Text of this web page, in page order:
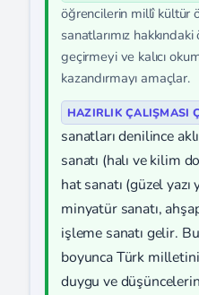
öğrencilerin millî kültür
sanatlarımız
geçirmeyi ve kalıcı
kazandırmayı amaçlar.
HAZIRLIK ÇALIŞMASI
sanatları denilince
sanatı (halı ve kilim
hat sanatı (güzel yazı
minyatür sanatı,
işleme sanatı gelir.
boyunca Türk
duygu ve